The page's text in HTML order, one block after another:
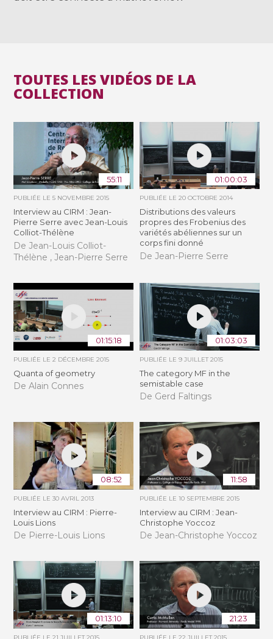
TOUTES LES VIDÉOS DE LA
COLLECTION
55:11
PUBLIÉE LE5 NOVEMBRE 2015
Interview au CIRM : Jean-
Pierre Serre avec Jean-Louis
Colliot-Thélène
De Jean-Louis Colliot-
Thélène , Jean-Pierre Serre
01:00:03
PUBLIÉE LE 20 OCTOBRE 2014
Distributions des valeurs
propres des Frobenius des
variétés abéliennes sur un
corps fini donné
De Jean-Pierre Serre
01:15:18
PUBLIÉE LE2 DÉCEMBRE 2015
Quanta of geometry
De Alain Connes
01:03:03
PUBLIÉE LE 9 JUILLET 2015
The category MF in the
semistable case
De Gerd Faltings
08:52
PUBLIÉE LE30 AVRIL 2013
Interview au CIRM : Pierre-
Louis Lions
De Pierre-Louis Lions
11:58
PUBLIÉE LE 10 SEPTEMBRE 2015
Interview au CIRM : Jean-
Christophe Yoccoz
De Jean-Christophe Yoccoz
01:13:10 21:23